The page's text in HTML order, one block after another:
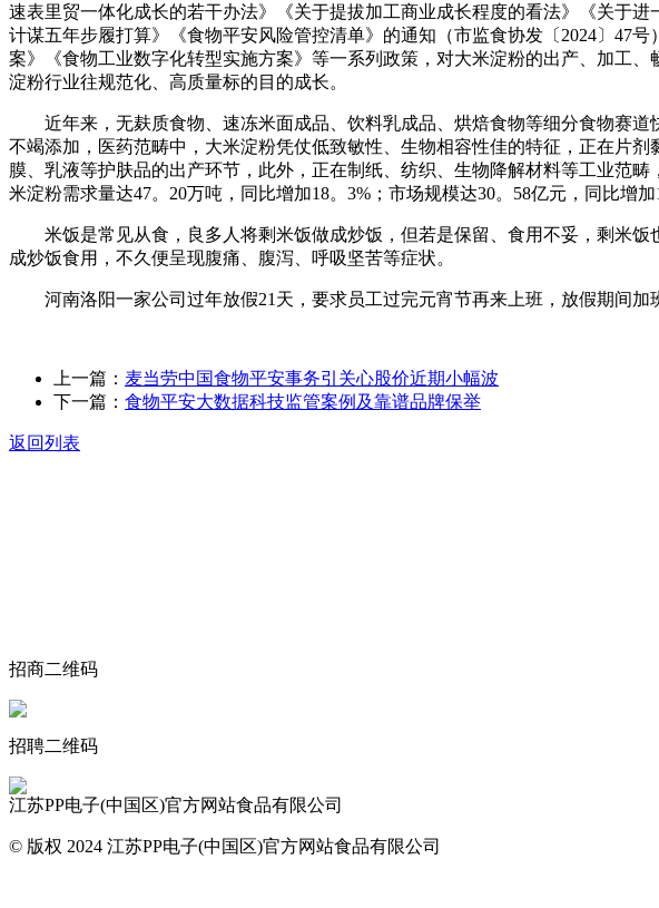
速表里贸一体化成长的若干办法》《关于提拔加工商业成长程度的看法》《关于
计谋五年步履打算》《食物平安风险管控清单》的通知（市监食协发〔2024〕47
案》《食物工业数字化转型实施方案》等一系列政策，对大米淀粉的出产、加工
淀粉行业往规范化、高质量标的目的成长。
近年来，无麸质食物、速冻米面成品、饮料乳成品、烘焙食物等细分食物赛道
不竭添加，医药范畴中，大米淀粉凭仗低致敏性、生物相容性佳的特征，正在片
膜、乳液等护肤品的出产环节，此外，正在制纸、纺织、生物降解材料等工业范
米淀粉需求量达47。20万吨，同比增加18。3%；市场规模达30。58亿元，同比增加
米饭是常见从食，良多人将剩米饭做成炒饭，但若是保留、食用不妥，剩米饭
成炒饭食用，不久便呈现腹痛、腹泻、呼吸坚苦等症状。
河南洛阳一家公司过年放假21天，要求员工过完元宵节再来上班，放假期间加
上一篇： 麦当劳中国食物平安事务引关心股价近期小幅波
下一篇： 食物平安大数据科技监管案例及靠谱品牌保举
返回列表
招商二维码
招聘二维码
江苏PP电子(中国区)官方网站食品有限公司
© 版权 2024 江苏PP电子(中国区)官方网站食品有限公司